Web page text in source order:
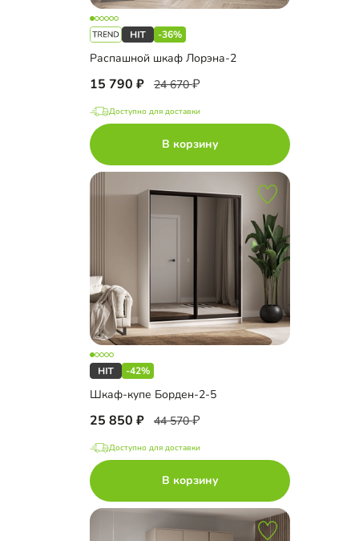
-36%
Распашной шкаф Лорэна-2
15 790 24 670
Доступно для доставки
В корзину
-42%
Шкаф-купе Борден-2-5
25 850 44 570
Доступно для доставки
В корзину